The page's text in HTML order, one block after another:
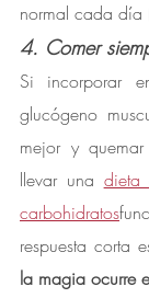
normal cada día
4. Comer
Si incorporar
glucógeno
mejor y
llevar una dieta
carbohidratos
respuesta corta
la magia ocurre